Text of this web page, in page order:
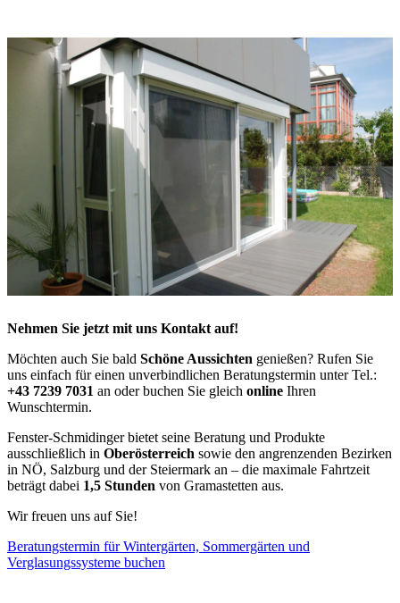
Nehmen Sie jetzt mit uns Kontakt auf!
Möchten auch Sie bald Schöne Aussichten genießen? Rufen Sie
uns einfach für einen unverbindlichen Beratungstermin unter Tel.:
+43 7239 7031 an oder buchen Sie gleich online Ihren
Wunschtermin.
Fenster-Schmidinger bietet seine Beratung und Produkte
ausschließlich in Oberösterreich sowie den angrenzenden Bezirken
in NÖ, Salzburg und der Steiermark an – die maximale Fahrtzeit
beträgt dabei 1,5 Stunden von Gramastetten aus.
Wir freuen uns auf Sie!
Beratungstermin für Wintergärten, Sommergärten und
Verglasungssysteme buchen